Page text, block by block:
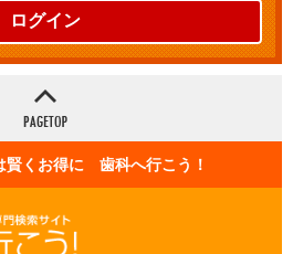
ログイン
賢くお得に 歯科へ行こう！